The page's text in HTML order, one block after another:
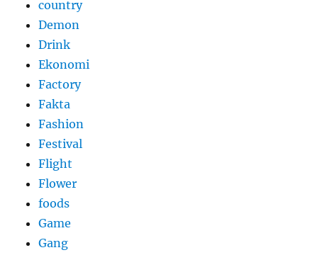
country
Demon
Drink
Ekonomi
Factory
Fakta
Fashion
Festival
Flight
Flower
foods
Game
Gang